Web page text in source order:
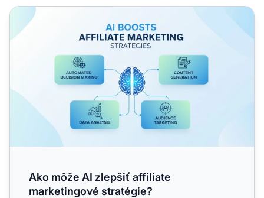
Ako môže AI zlepšiť affiliate marketingové stratégie?
Ako môže AI zlepšiť affiliate
marketingové stratégie?